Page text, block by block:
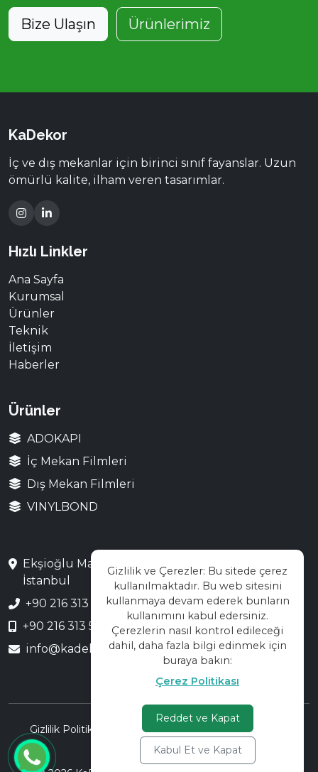
Bize Ulaşın Ürünlerimiz
KaDekor
İç ve dış mekanlar için birinci sınıf fayanslar. Uzun
ömürlü kalite, ilham veren tasarımlar.
Hızlı Linkler
Ana Sayfa
Kurumsal
Ürünler
Teknik
İletişim
Haberler
Ürünler
ADOKAPI
İç Mekan Filmleri
Dış Mekan Filmleri
VINYLBOND
Ekşioğlu Mah. Saray Cad. No:3 Çekmeköy /
İstanbul
+90 216 313 28 48
+90 216 313 55 66
info@kadekor.com.tr
Gizlilik Politikası KVKK Aydınlatma Metni |
Politikası
Gizlilik ve Çerezler: Bu sitede çerez
kullanılmaktadır. Bu web sitesini
kullanmaya devam ederek bunların
kullanımını kabul edersiniz.
Çerezlerin nasıl kontrol edileceği
dahil, daha fazla bilgi edinmek için
buraya bakın:
Çerez Politikası
Reddet ve Kapat
Kabul Et ve Kapat